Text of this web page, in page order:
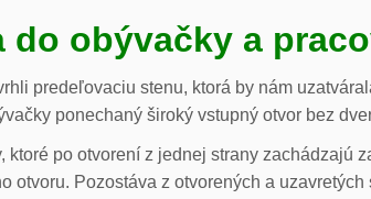
do obývačky a
predeľovaciu stenu, ktorá by nám
ponechaný široký vstupný otvor bez
ktoré po otvorení z jednej strany zachádzajú
otvoru. Pozostáva z otvorených a